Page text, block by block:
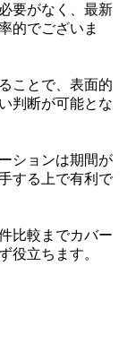
要がなく、最新
的でございま
ことで、表面的
判断が可能とな
ションは期間が
する上で有利で
比較までカバー
役立ちます。